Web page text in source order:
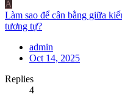
A
Làm sao để cân bằng giữa
tương tự?
admin
Oct 14, 2025
Replies
4